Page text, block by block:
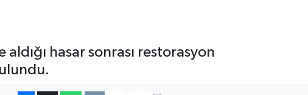
hasar sonrası restorasyon